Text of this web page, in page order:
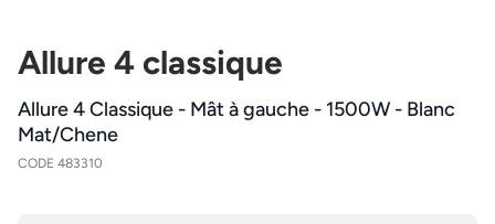
Allure 4 classique
Allure 4 Classique - Mât à gauche - 1500W - Blanc
Mat/Chene
CODE 483310